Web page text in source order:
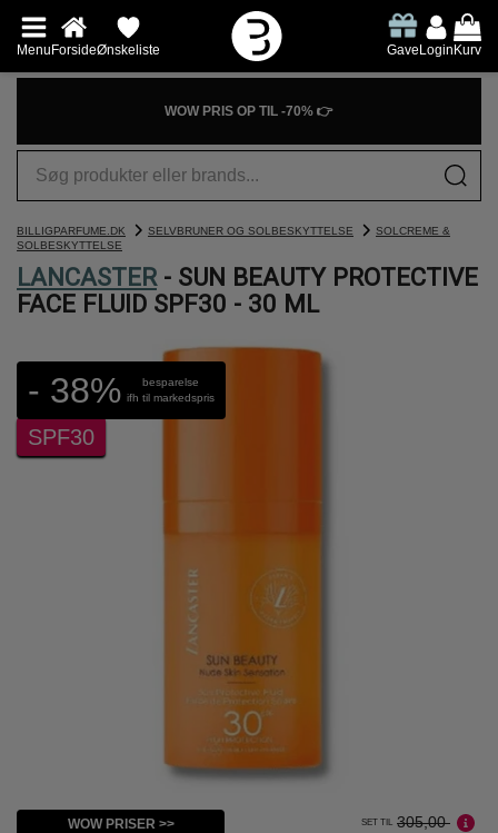
MenuForsideØnskeliste GaveLoginKurv
WOW PRIS OP TIL -70% 👉
BILLIGPARFUME.DK SELVBRUNER OG SOLBESKYTTELSE
SOLCREME &
SOLBESKYTTELSE
LANCASTER - SUN BEAUTY PROTECTIVE
FACE FLUID SPF30 - 30 ML
- 38%
besparelse
ifh til markedspris
SPF30
WOW PRISER >> SET TIL 305,00